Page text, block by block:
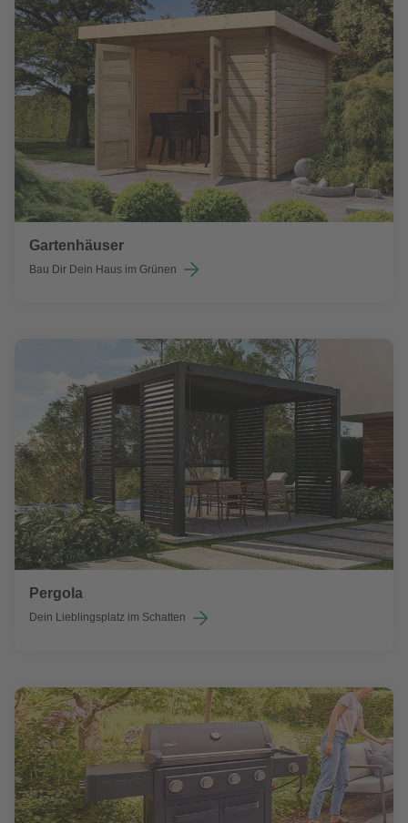
Gartenhäuser
Bau Dir Dein Haus im Grünen
Pergola
Dein Lieblingsplatz im Schatten